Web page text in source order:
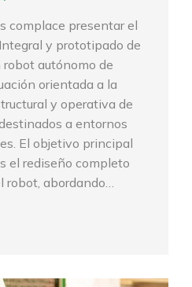
complace presentar el
y prototipado de
autónomo de
orientada a la
y operativa de
a entornos
El objetivo principal
el rediseño completo
robot, abordando…